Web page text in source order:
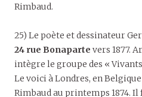
Rimbaud.
25) Le poète et dessinateur
24 rue Bonaparte vers 1877.
intègre le groupe des «
Le voici à Londres, en
Rimbaud au printemps 1874. Il